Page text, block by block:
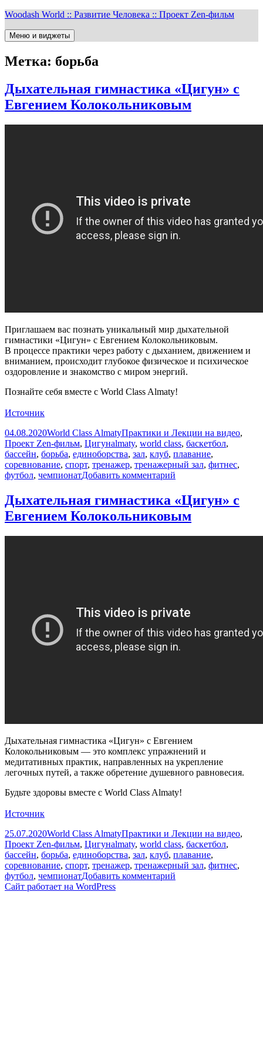
Перейти
содержимому
Woodash World :: Развитие Человека :: Проект Zen-фильм
Меню и виджеты
Метка: борьба
Дыхательная гимнастика «Цигун» с
Евгением Колокольниковым
Приглашаем вас познать уникальный мир дыхательной
гимнастики «Цигун» с Евгением Колокольниковым.
В процессе практики через работу с дыханием, движением и
вниманием, происходит глубокое физическое и психическое
оздоровление и знакомство с миром энергий.
Познайте себя вместе с World Class Almaty!
Источник
Опубликовано
04.08.2020Автор
World Class AlmatyРубрики
Практики и Лекции на видео,
Проект Zen-фильм, ЦигунМетки
almaty, world class, баскетбол,
бассейн, борьба, единоборства, зал, клуб, плавание,
соревнование, спорт, тренажер, тренажерный зал, фитнес,
футбол, чемпионатДобавить комментарий
Дыхательная
гимнастика
«Цигун»
Евгением
Дыхательная гимнастика «Цигун» с
Евгением Колокольниковым
Дыхательная гимнастика «Цигун» с Евгением
Колокольниковым — это комплекс упражнений и
медитативных практик, направленных на укрепление
легочных путей, а также обретение душевного равновесия.
Будьте здоровы вместе с World Class Almaty!
Источник
Опубликовано
25.07.2020Автор
World Class AlmatyРубрики
Практики и Лекции на видео,
Проект Zen-фильм, ЦигунМетки
almaty, world class, баскетбол,
бассейн, борьба, единоборства, зал, клуб, плавание,
соревнование, спорт, тренажер, тренажерный зал, фитнес,
футбол, чемпионатДобавить комментарий
Сайт работает на WordPress